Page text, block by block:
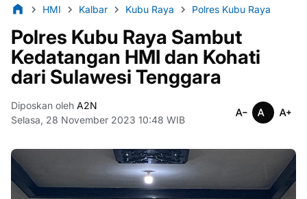
HMI Kalbar Kubu Raya Polres Kubu Raya
Polres Kubu Raya Sambut
Kedatangan HMI dan Kohati
dari Sulawesi Tenggara
Diposkan oleh A2N
Selasa, 28 November 2023 10:48 WIB